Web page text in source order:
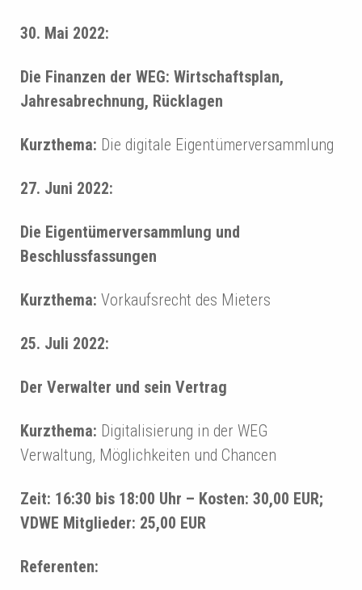
30. Mai 2022:
Die Finanzen der WEG: Wirtschaftsplan,
Jahresabrechnung, Rücklagen
Kurzthema: Die digitale Eigentümerversammlung
27. Juni 2022:
Die Eigentümerversammlung und
Beschlussfassungen
Kurzthema: Vorkaufsrecht des Mieters
25. Juli 2022:
Der Verwalter und sein Vertrag
Kurzthema: Digitalisierung in der WEG
Verwaltung, Möglichkeiten und Chancen
Zeit: 16:30 bis 18:00 Uhr – Kosten: 30,00 EUR;
VDWE Mitglieder: 25,00 EUR
Referenten: